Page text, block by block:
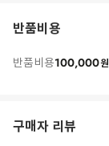
반품비용
반품비용100,000원
구매자 리뷰